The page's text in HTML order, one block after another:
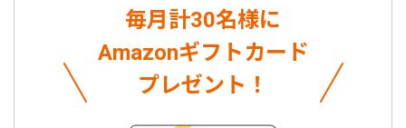
毎月計30名様に
Amazonギフトカード
プレゼント！